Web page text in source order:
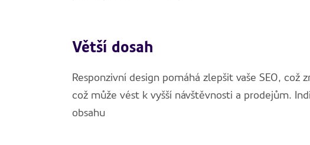
Větší dosah
Responzivní design pomáhá zlepšit vaše SEO,
což může vést k vyšší návštěvnosti a prodejům.
obsahu